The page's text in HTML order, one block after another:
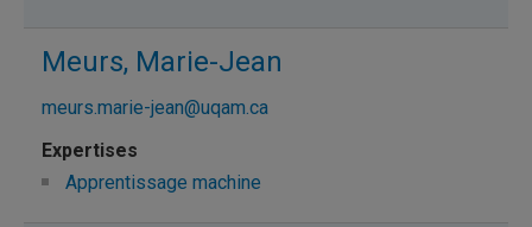
Meurs, Marie-Jean
meurs.marie-jean@uqam.ca
Apprentissage machine